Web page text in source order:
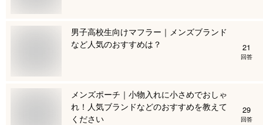
男子高校生向けマフラー｜メンズブランド
など人気のおすすめは？
21
回答
メンズポーチ｜小物入れに小さめでおしゃ
れ！人気ブランドなどのおすすめを教えて
ください
29
回答